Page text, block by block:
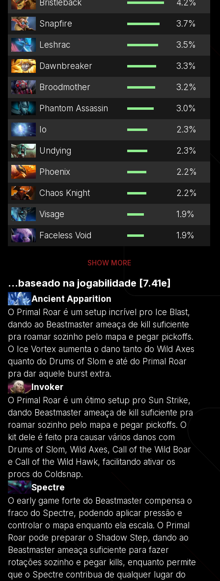
Bristleback 4.2%
Snapfire 3.7%
Leshrac 3.5%
Dawnbreaker 3.3%
Broodmother 3.2%
Phantom Assassin 3.0%
Io 2.3%
Undying 2.3%
Phoenix 2.2%
Chaos Knight 2.2%
Visage 1.9%
Faceless Void 1.9%
SHOW MORE
...baseado na jogabilidade [7.41e]
Ancient Apparition
O Primal Roar é um setup incrível pro Ice Blast,
dando ao Beastmaster ameaça de kill suficiente
pra roamar sozinho pelo mapa e pegar pickoffs.
O Ice Vortex aumenta o dano tanto do Wild Axes
quanto do Drums of Slom e até do Primal Roar
pra dar aquele burst extra.
Invoker
O Primal Roar é um ótimo setup pro Sun Strike,
dando Beastmaster ameaça de kill suficiente pra
roamar sozinho pelo mapa e pegar pickoffs. O
kit dele é feito pra causar vários danos com
Drums of Slom, Wild Axes, Call of the Wild Boar
e Call of the Wild Hawk, facilitando ativar os
procs do Coldsnap.
Spectre
O early game forte do Beastmaster compensa o
fraco do Spectre, podendo aplicar pressão e
controlar o mapa enquanto ela escala. O Primal
Roar pode preparar o Shadow Step, dando ao
Beastmaster ameaça suficiente para fazer
rotações sozinho e pegar kills, enquanto permite
que o Spectre contribua de qualquer lugar do